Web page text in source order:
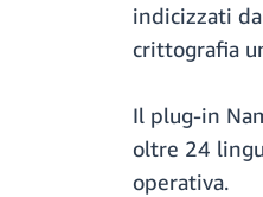
indicizzati
crittografia
Il plug-in
oltre 24
operativa.